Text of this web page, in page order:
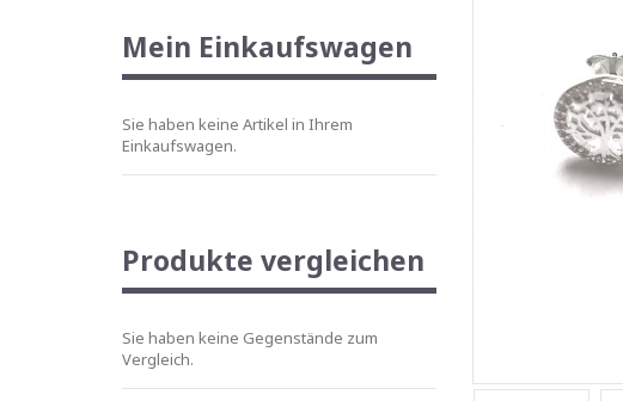
Mein Einkaufswagen
Sie haben keine Artikel in Ihrem
Einkaufswagen.
Produkte vergleichen
Sie haben keine Gegenstände zum
Vergleich.